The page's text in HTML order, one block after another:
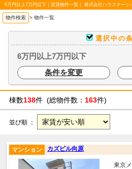
6万円以上7万円以下｜賃貸物件一覧｜ 株式会社ハウステーシ
物件検索 > 物件一覧
選択中の
6万円以上7万円以下
条件を変更
棟数138件 (総物件数： 163件)
並び順 ：
カズビル向原
マンション
東京